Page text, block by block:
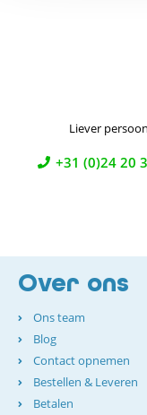
Liever
+31 (0)24 20
Over ons
Ons team
Blog
Contact opnemen
Bestellen & Leveren
Betalen